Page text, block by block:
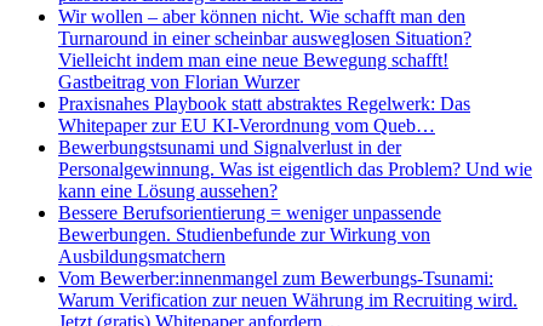
Wir wollen – aber können nicht. Wie schafft man den
Turnaround in einer scheinbar ausweglosen Situation?
Vielleicht indem man eine neue Bewegung schafft!
Gastbeitrag von Florian Wurzer
Praxisnahes Playbook statt abstraktes Regelwerk: Das
Whitepaper zur EU KI-Verordnung vom Queb…
Bewerbungstsunami und Signalverlust in der
Personalgewinnung. Was ist eigentlich das Problem? Und wie
kann eine Lösung aussehen?
Bessere Berufsorientierung = weniger unpassende
Bewerbungen. Studienbefunde zur Wirkung von
Ausbildungsmatchern
Vom Bewerber:innenmangel zum Bewerbungs-Tsunami:
Warum Verification zur neuen Währung im Recruiting wird.